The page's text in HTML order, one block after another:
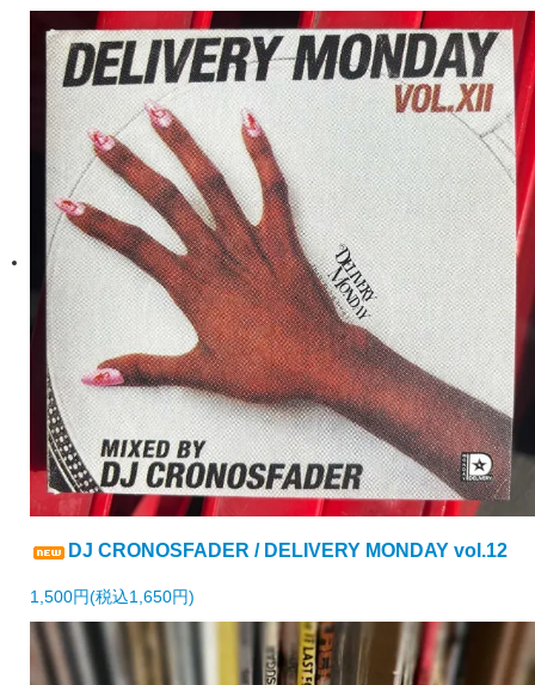
DJ CRONOSFADER / DELIVERY MONDAY vol.12
1,500円(税込1,650円)